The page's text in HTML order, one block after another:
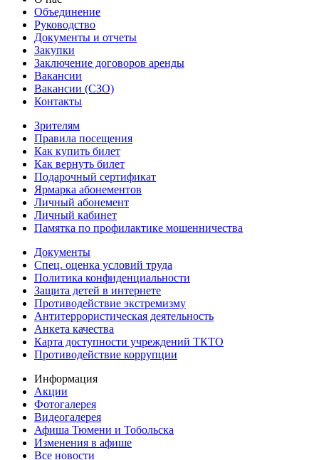
Объединение
Руководство
Документы и отчеты
Закупки
Заключение договоров аренды
Вакансии
Вакансии (СЗО)
Контакты
Зрителям
Правила посещения
Как купить билет
Как вернуть билет
Подарочный сертификат
Ярмарка абонементов
Личный абонемент
Личный кабинет
Памятка по профилактике мошенничества
Документы
Спец. оценка условий труда
Политика конфиденциальности
Защита детей в интернете
Противодействие экстремизму
Антитеррористическая деятельность
Анкета качества
Карта доступности учреждений ТКТО
Противодействие коррупции
Информация
Акции
Фотогалерея
Видеогалерея
Афиша Тюмени и Тобольска
Изменения в афише
Все новости